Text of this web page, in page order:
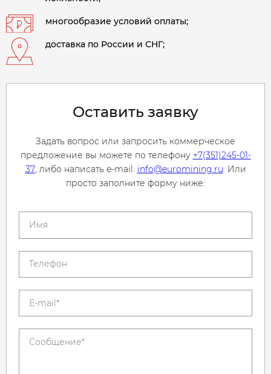
многообразие условий оплаты;
доставка по России и СНГ;
Оставить заявку
Задать вопрос или запросить коммерческое
предложение вы можете по телефону +7(351)245-01-
37, либо написать e-mail: info@euromining.ru. Или
просто заполните форму ниже: